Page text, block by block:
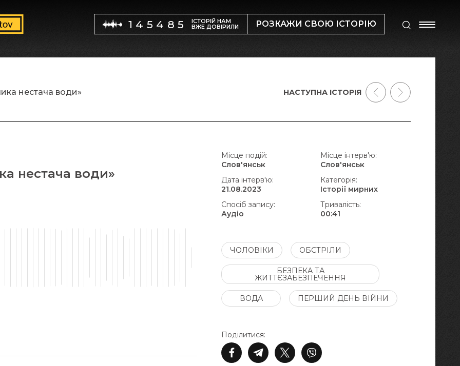
145485 ІСТОРІЙ НАМ
ВЖЕ ДОВІРИЛИ РОЗКАЖИ СВОЮ ІСТОРІЮ
нестача води»
нестача води»
Поділитися:
Місце подій:
Слов'янськ
Місце інтерв'ю:
Слов'янськ
Дата інтерв'ю:
21.08.2023
Категорія:
Історії мирних
Спосіб запису:
Аудіо
Тривалість:
00:41
ЧОЛОВІКИ ОБСТРІЛИ
БЕЗПЕКА ТА
ЖИТТЄЗАБЕЗПЕЧЕННЯ
ВОДА ПЕРШИЙ ДЕНЬ ВІЙНИ
НАСТУПНА ІСТОРІЯ